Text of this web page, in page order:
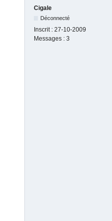
Cigale
Déconnecté
Inscrit : 27-10-2009
Messages : 3